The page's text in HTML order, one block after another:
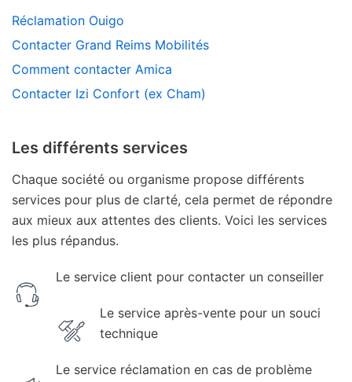
Réclamation Ouigo
Contacter Grand Reims Mobilités
Comment contacter Amica
Contacter Izi Confort (ex Cham)
Les différents services
Chaque société ou organisme propose différents
services pour plus de clarté, cela permet de répondre
aux mieux aux attentes des clients. Voici les services
les plus répandus.
Le service client pour contacter un conseiller
Le service après-vente pour un souci
technique
Le service réclamation en cas de problème